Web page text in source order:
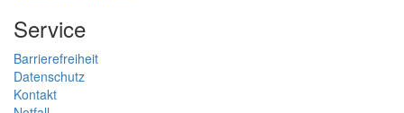
Service
Barrierefreiheit
Datenschutz
Kontakt